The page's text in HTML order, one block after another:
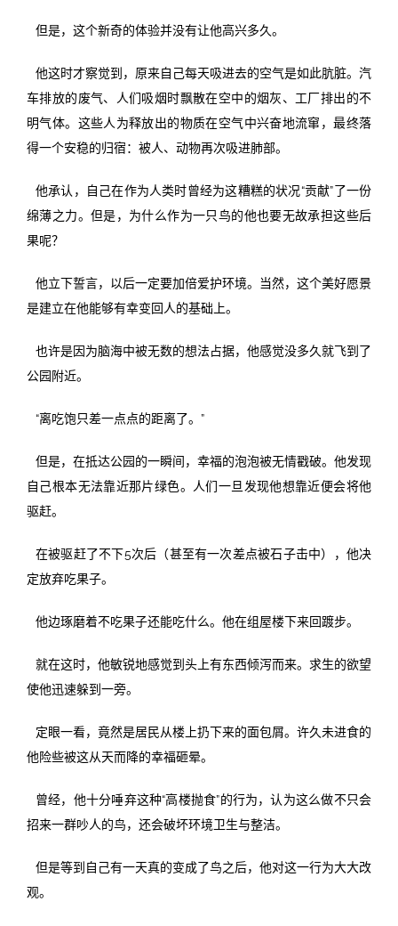
但是，这个新奇的体验并没有让他高兴多久。
他这时才察觉到，原来自己每天吸进去的空气是如此肮脏。汽
车排放的废气、人们吸烟时飘散在空中的烟灰、工厂排出的不
明气体。这些人为释放出的物质在空气中兴奋地流窜，最终落
得一个安稳的归宿：被人、动物再次吸进肺部。
他承认，自己在作为人类时曾经为这糟糕的状况“贡献”了一份
绵薄之力。但是，为什么作为一只鸟的他也要无故承担这些后
果呢？
他立下誓言，以后一定要加倍爱护环境。当然，这个美好愿景
是建立在他能够有幸变回人的基础上。
也许是因为脑海中被无数的想法占据，他感觉没多久就飞到了
公园附近。
“离吃饱只差一点点的距离了。”
但是，在抵达公园的一瞬间，幸福的泡泡被无情戳破。他发现
自己根本无法靠近那片绿色。人们一旦发现他想靠近便会将他
驱赶。
在被驱赶了不下5次后（甚至有一次差点被石子击中），他决
定放弃吃果子。
他边琢磨着不吃果子还能吃什么。他在组屋楼下来回踱步。
就在这时，他敏锐地感觉到头上有东西倾泻而来。求生的欲望
使他迅速躲到一旁。
定眼一看，竟然是居民从楼上扔下来的面包屑。许久未进食的
他险些被这从天而降的幸福砸晕。
曾经，他十分唾弃这种“高楼抛食”的行为，认为这么做不只会
招来一群吵人的鸟，还会破坏环境卫生与整洁。
但是等到自己有一天真的变成了鸟之后，他对这一行为大大改
观。